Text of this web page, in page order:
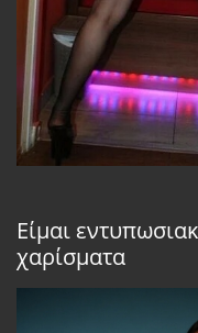
Είμαι
χαρίσματα